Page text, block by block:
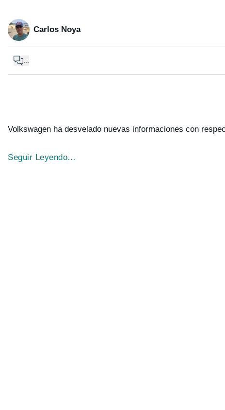
Carlos Noya
Volkswagen ha desvelado nuevas informaciones con
Seguir Leyendo…